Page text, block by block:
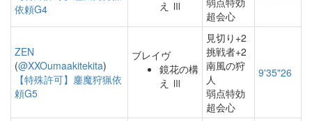
依頼G4
え Ⅲ
超会心
ZEN
(@XXOumaakitekita)
【特殊許可】鏖魔狩猟依
頼G5
ブレイヴ
鏡花の構
え Ⅲ
見切り+2
挑戦者+2
南風の狩
人
弱点特効
超会心
9'35"26